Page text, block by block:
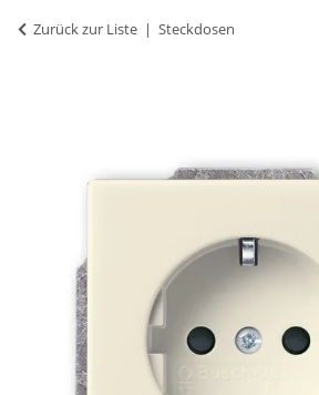
Zurück zur Liste Steckdosen